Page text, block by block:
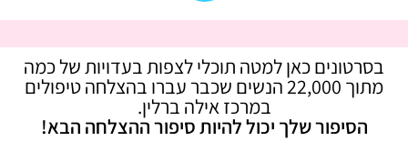
בסרטונים כאן למטה תוכלי לצפות בעדויות של כמה
מתוך 22,000 הנשים שכבר עברו בהצלחה טיפולים
במרכז אילה ברלין.
הסיפור שלך יכול להיות סיפור ההצלחה הבא!